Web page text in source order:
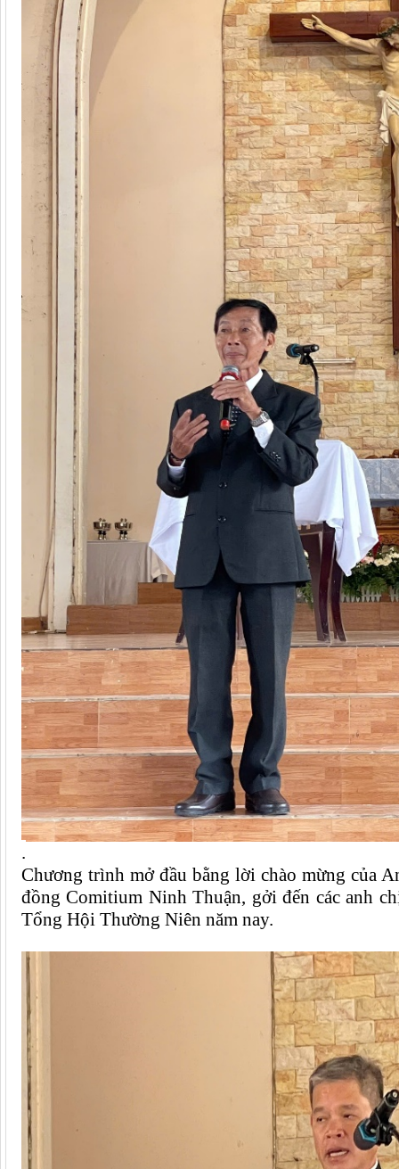
.
Chương trình mở đầu bằnglời chào mừng của
đồng Comitium Ninh Thuận, gởi đến các anh
Tổng Hội Thường Niên năm nay.